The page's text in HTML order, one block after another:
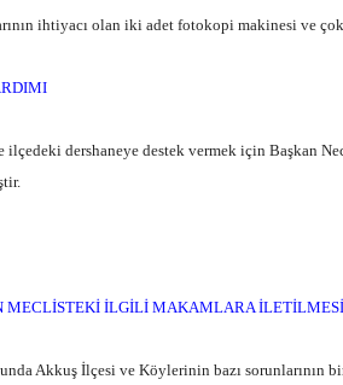
ihtiyacı olan iki adet fotokopi makinesi ve
dershaneye destek vermek için Başkan
MECLİSTEKİ İLGİLİ MAKAMLARA İLETİLMESİ
Akkuş İlçesi ve Köylerinin bazı sorunlarının